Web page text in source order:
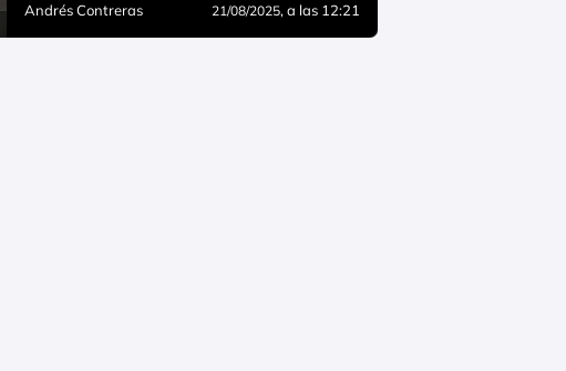
Andrés Contreras 21/08/2025, a las 12:21